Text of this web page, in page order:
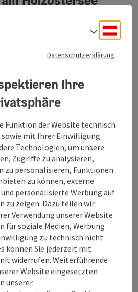
mit
(weitere Termine)
Datenschutzerklärung
Ihre
Funktion der Website technisch
sowie mit Ihrer Einwilligung
Technologien, um unsere
Zugriffe zu analysieren,
zu personalisieren, Funktionen
zu können, externe
personalisierte Werbung auf
zu zeigen. Dazu teilen wir
Verwendung unserer Website
für soziale Medien, Werbung
zu technisch nicht
können Sie jederzeit mit
widerrufen. Weiterführende
Website eingesetzten
unserer